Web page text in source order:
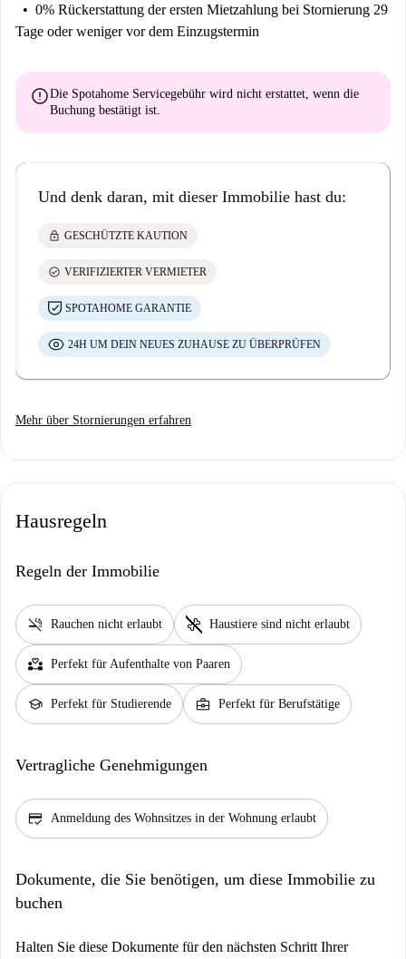
0% Rückerstattung der ersten Mietzahlung bei Stornierung 29
Tage oder weniger vor dem Einzugstermin
errorDie Spotahome Servicegebühr wird nicht erstattet, wenn die
Buchung bestätigt ist.
Und denk daran, mit dieser Immobilie hast du:
lock GESCHÜTZTE KAUTION
check_circle VERIFIZIERTER VERMIETER
SPOTAHOME GARANTIE
24H UM DEIN NEUES ZUHAUSE ZU ÜBERPRÜFEN
Mehr über Stornierungen erfahren
Hausregeln
Regeln der Immobilie
smoke_free Rauchen nicht erlaubt pet_supplies Haustiere sind nicht erlaubt
partner_heart Perfekt für Aufenthalte von Paaren
school Perfekt für Studierende business_center Perfekt für Berufstätige
Vertragliche Genehmigungen
credit_score Anmeldung des Wohnsitzes in der Wohnung erlaubt
Dokumente, die Sie benötigen, um diese Immobilie zu
buchen
Halten Sie diese Dokumente für den nächsten Schritt Ihrer